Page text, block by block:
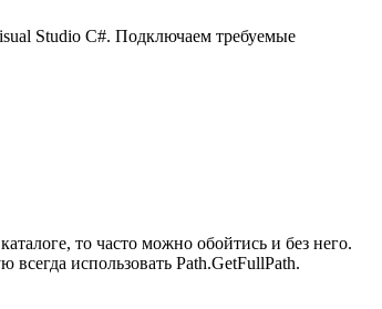
Studio C#. Подключаем требуемые
то часто можно обойтись и без него.
использовать Path.GetFullPath.